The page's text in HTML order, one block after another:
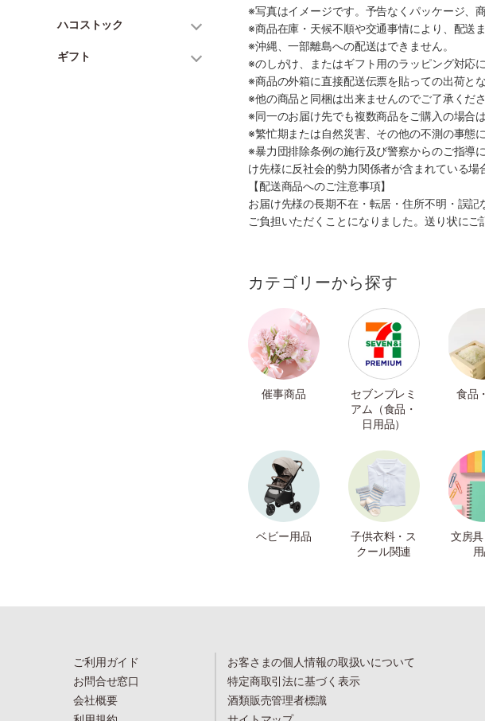
ハコストック
ギフト
※写真はイメージです。予告なくパッケージ、
※商品在庫・天候不順や交通事情により、配送
※沖縄、一部離島への配送はできません。
※のしがけ、またはギフト用のラッピング対応
※商品の外箱に直接配送伝票を貼っての出荷とな
※他の商品と同梱は出来ませんのでご了承くださ
※同一のお届け先でも複数商品をご購入の場合
※繁忙期または自然災害、その他の不測の事態
※暴力団排除条例の施行及び警察からのご指導
け先様に反社会的勢力関係者が含まれている
【配送商品へのご注意事項】
お届け先様の長期不在・転居・住所不明・誤
ご負担いただくことになりました。送り状に
カテゴリーから探す
催事商品
セブンプレミ
アム（食品・
日用品）
食品
ベビー用品
子供衣料・ス
クール関連
文房
ご利用ガイド
お問合せ窓口
会社概要
お客さまの個人情報の取扱いについて
特定商取引法に基づく表示
酒類販売管理者標識